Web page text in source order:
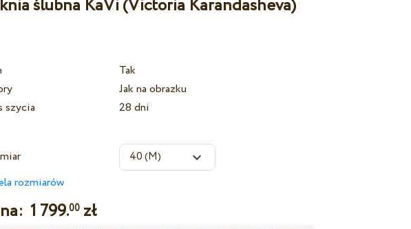
ślubna KaVi (Victoria Karandasheva)
Tak
Jak na obrazku
szycia
28 dni
rozmiarów
1 799.00 zł